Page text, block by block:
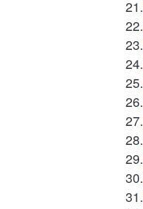
21.
22.
23.
24.
25.
26.
27.
28.
29.
30.
31.